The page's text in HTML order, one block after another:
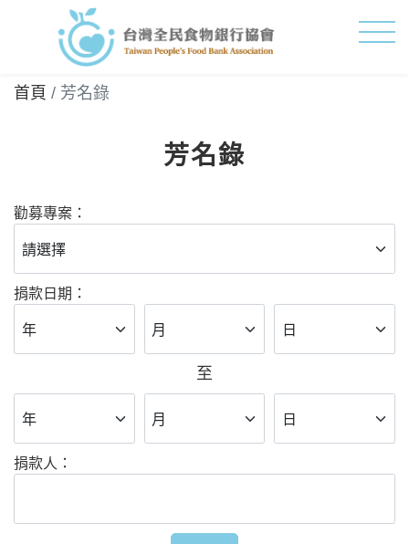
首頁 芳名錄
芳名錄
勸募專案：
捐款日期：
至
捐款人：